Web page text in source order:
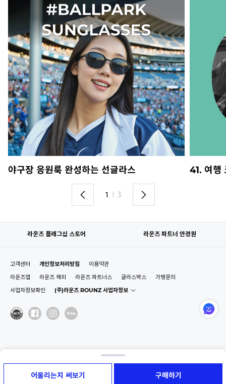
야구장 응원룩 완성하는 선글라스 41. 여행
1 3
어울리는지 써보기 구매하기
라운즈 플래그십 스토어 라운즈 파트너 안경원
고객센터 개인정보처리방침
이용약관
라운즈앱
라운즈 해외 라운즈 파트너스 글라스박스
가맹문의
사업자정보확인
(주)라운즈 ROUNZ 사업자정보